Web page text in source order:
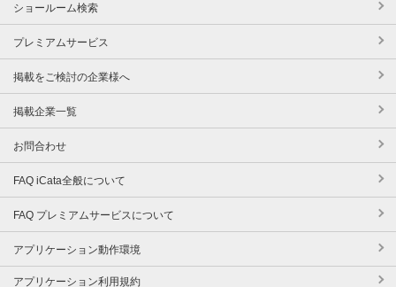
ショールーム検索
プレミアムサービス
掲載をご検討の企業様へ
掲載企業一覧
お問合わせ
FAQ iCata全般について
FAQ プレミアムサービスについて
アプリケーション動作環境
アプリケーション利用規約